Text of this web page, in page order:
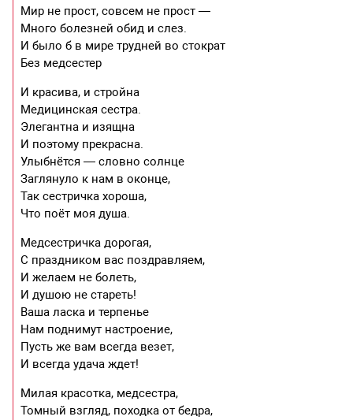
Мир не прост, совсем не прост —
Много болезней обид и слез.
И было б в мире трудней во стократ
Без медсестер
И красива, и стройна
Медицинская сестра.
Элегантна и изящна
И поэтому прекрасна.
Улыбнётся — словно солнце
Заглянуло к нам в оконце,
Так сестричка хороша,
Что поёт моя душа.
Медсестричка дорогая,
С праздником вас поздравляем,
И желаем не болеть,
И душою не стареть!
Ваша ласка и терпенье
Нам поднимут настроение,
Пусть же вам всегда везет,
И всегда удача ждет!
Милая красотка, медсестра,
Томный взгляд, походка от бедра,